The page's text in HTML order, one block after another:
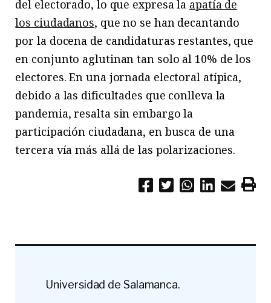
del electorado, lo que expresa la apatía de
los ciudadanos, que no se han decantando
por la docena de candidaturas restantes, que
en conjunto aglutinan tan solo al 10% de los
electores. En una jornada electoral atípica,
debido a las dificultades que conlleva la
pandemia, resalta sin embargo la
participación ciudadana, en busca de una
tercera vía más allá de las polarizaciones.
Universidad de Salamanca.